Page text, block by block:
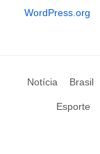
WordPress.org
Notícia Brasil
Esporte